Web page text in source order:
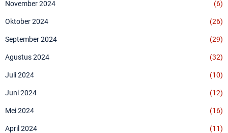
November 2024 (6)
Oktober 2024 (26)
September 2024 (29)
Agustus 2024 (32)
Juli 2024 (10)
Juni 2024 (12)
Mei 2024 (16)
April 2024 (11)